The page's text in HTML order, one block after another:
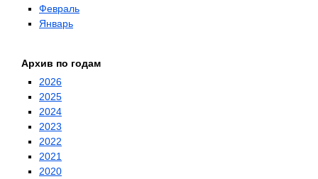
Февраль
Январь
Архив по годам
2026
2025
2024
2023
2022
2021
2020